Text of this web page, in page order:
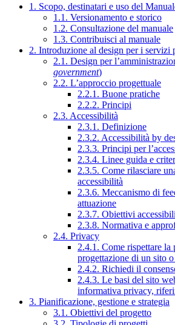
1. Scopo, destinatari e uso del
1.1. Versionamento e storico
1.2. Consultazione del manuale
1.3. Contribuisci al manuale
2. Introduzione al design per i servizi
2.1. Design per
government)
2.2. L’approccio progettuale
2.2.1. Buone pratiche
2.2.2. Principi
2.3. Accessibilità
2.3.1. Definizione
2.3.2. Accessibilità by
2.3.3. Principi per
2.3.4. Linee guida e
2.3.5. Come rilasciare
accessibilità
2.3.6. Meccanismo di
attuazione
2.3.7. Obiettivi
2.3.8. Normativa e
2.4. Privacy
2.4.1. Come rispettare la
progettazione di un sito
2.4.2. Richiedi il
2.4.3. Le basi del sito
informativa privacy,
3. Pianificazione, gestione e strategia
3.1. Obiettivi del progetto